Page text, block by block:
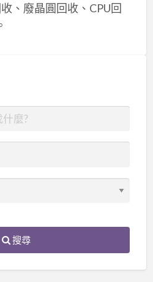
、廢晶圓回收、CPU回
搜尋